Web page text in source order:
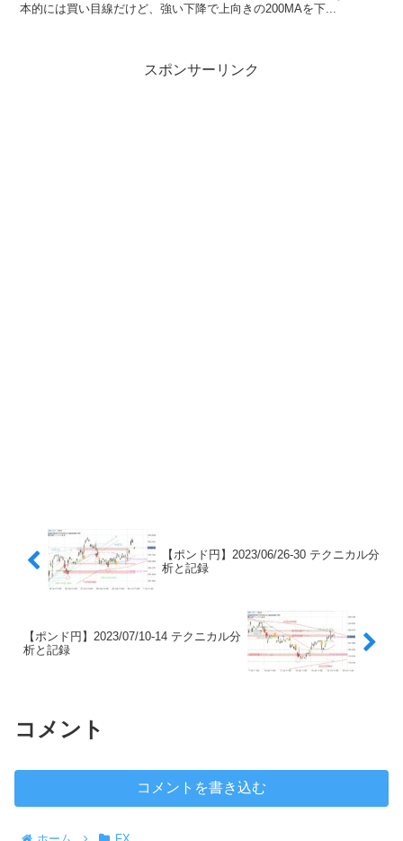
本的には買い目線だけど、強い下降で上向きの200MAを下...
スポンサーリンク
【ポンド円】2023/06/26-30 テクニカル分
析と記録
【ポンド円】2023/07/10-14 テクニカル分
析と記録
コメント
コメントを書き込む